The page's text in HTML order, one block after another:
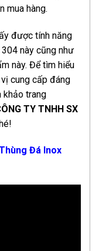
mua hàng.
được tính năng
này cũng như
này. Để tìm hiểu
cung cấp đáng
khảo trang
TY TNHH SX
Đá Inox